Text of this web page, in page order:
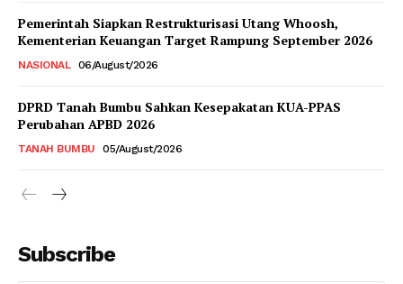
Pemerintah Siapkan Restrukturisasi Utang Whoosh,
Kementerian Keuangan Target Rampung September 2026
NASIONAL 06/August/2026
DPRD Tanah Bumbu Sahkan Kesepakatan KUA-PPAS
Perubahan APBD 2026
TANAH BUMBU 05/August/2026
Subscribe